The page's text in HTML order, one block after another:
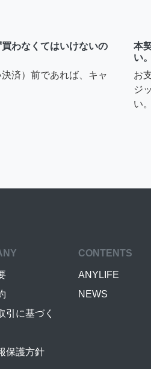
わなくてはいけないの
済）前であれば、キャ
本
い。
お
ジ
い。
引に基づく
保護方針
CONTENTS
ANYLIFE
NEWS